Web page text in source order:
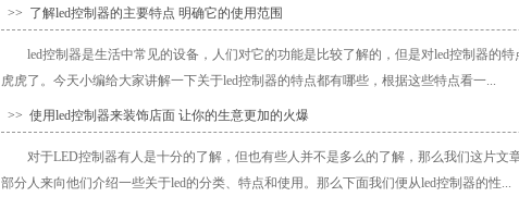
>> 了解led控制器的主要特点 明确它的使用范围
led控制器是生活中常见的设备，人们对它的功能是比较了解的，但是对led控制器的
虎虎了。今天小编给大家讲解一下关于led控制器的特点都有哪些，根据这些特点看一...
>> 使用led控制器来装饰店面 让你的生意更加的火爆
对于LED控制器有人是十分的了解，但也有些人并不是多么的了解，那么我们这片文
部分人来向他们介绍一些关于led的分类、特点和使用。那么下面我们便从led控制器的性...